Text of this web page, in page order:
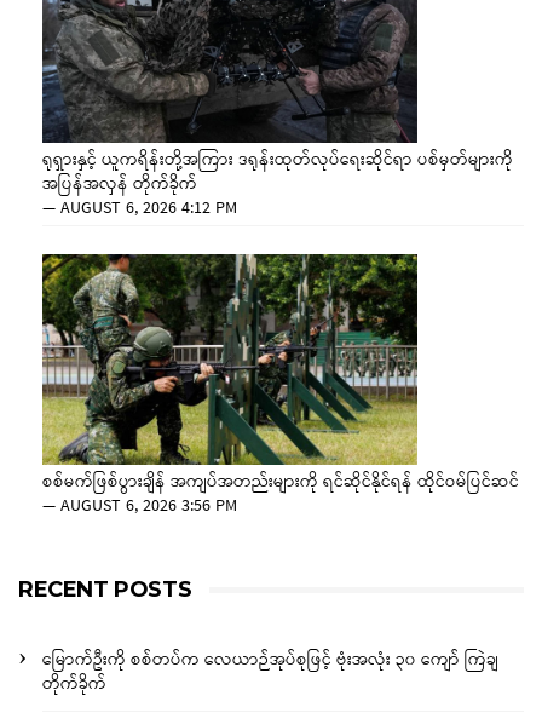
ရုရှားနှင့် ယူကရိန်းတို့အကြား ဒရုန်းထုတ်လုပ်ရေးဆိုင်ရာ ပစ်မှတ်များကို
အပြန်အလှန် တိုက်ခိုက်
—AUGUST 6, 2026 4:12 PM
စစ်မက်ဖြစ်ပွားချိန် အကျပ်အတည်းများကို ရင်ဆိုင်နိုင်ရန် ထိုင်ဝမ်ပြင်ဆင်
—AUGUST 6, 2026 3:56 PM
RECENT POSTS
မြောက်ဦးကို စစ်တပ်က လေယာဉ်အုပ်စုဖြင့် ဗုံးအလုံး ၃၀ ကျော် ကြဲချ
တိုက်ခိုက်